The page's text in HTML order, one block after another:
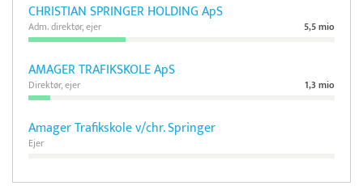
CHRISTIAN SPRINGER HOLDING ApS
5,5 mio
Adm. direktør, ejer
AMAGER TRAFIKSKOLE ApS
1,3 mio
Direktør, ejer
Amager Trafikskole v/chr. Springer
Ejer